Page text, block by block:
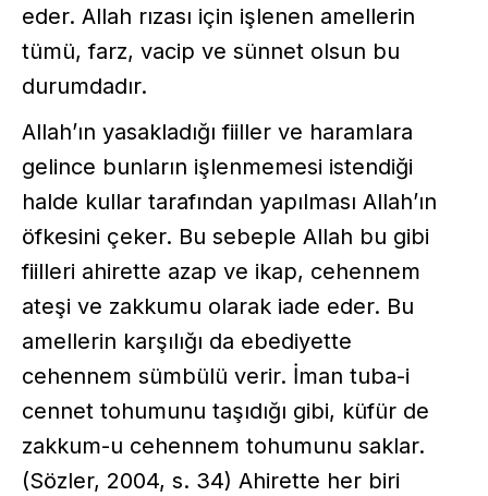
eder. Allah rızası için işlenen amellerin
tümü, farz, vacip ve sünnet olsun bu
durumdadır.
Allah’ın yasakladığı fiiller ve haramlara
gelince bunların işlenmemesi istendiği
halde kullar tarafından yapılması Allah’ın
öfkesini çeker. Bu sebeple Allah bu gibi
fiilleri ahirette azap ve ikap, cehennem
ateşi ve zakkumu olarak iade eder. Bu
amellerin karşılığı da ebediyette
cehennem sümbülü verir. İman tuba-i
cennet tohumunu taşıdığı gibi, küfür de
zakkum-u cehennem tohumunu saklar.
(Sözler, 2004, s. 34) Ahirette her biri